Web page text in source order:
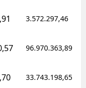
3.572.297,46
96.970.363,89
33.743.198,65